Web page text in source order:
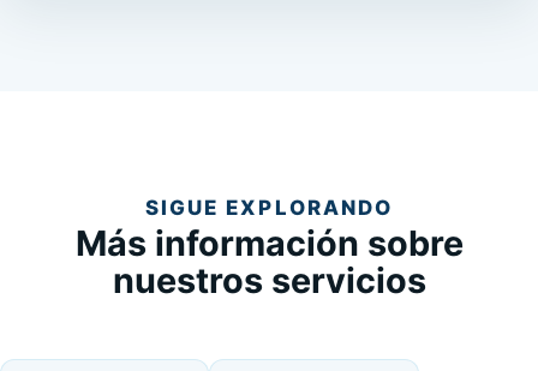
SIGUE EXPLORANDO
Más información sobre
nuestros servicios